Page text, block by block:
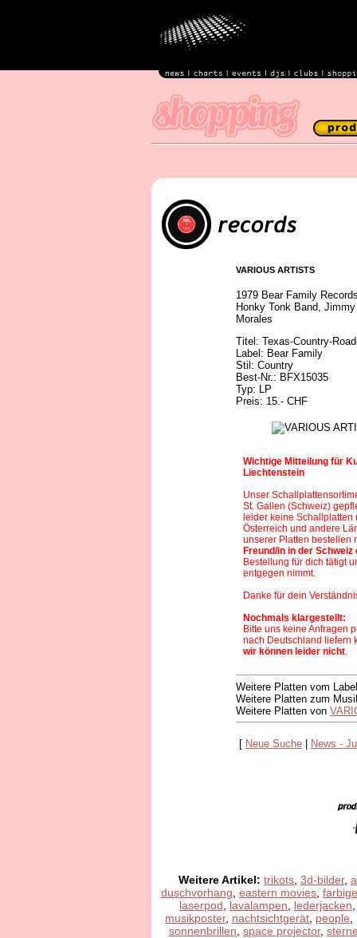
VARIOUS ARTISTS
1979 Bear Family
Honky Tonk Band,
Morales
Titel: Texas-Country-
Label: Bear Family
Stil: Country
Best-Nr.: BFX15035
Typ: LP
Preis: 15.- CHF
Wichtige Mitteilung für
Liechtenstein
Unser
St. Gallen (Schweiz)
leider keine
Österreich und andere
unserer Platten bestellen
Freund/in in der
Bestellung für dich tätigt
entgegen nimmt.
Danke für dein
Nochmals klargestellt:
Bitte uns keine Anfragen
nach Deutschland liefern
wir können leider nicht.
Weitere Platten vom
Weitere Platten zum
Weitere Platten von
[ Neue Suche News -
Weitere Artikel: trikots 3d-bilder,
duschvorhang eastern movies
laserpod
lavalampen lederjacken
musikposter, nachtsichtgerät people
sonnenbrillen space projector,